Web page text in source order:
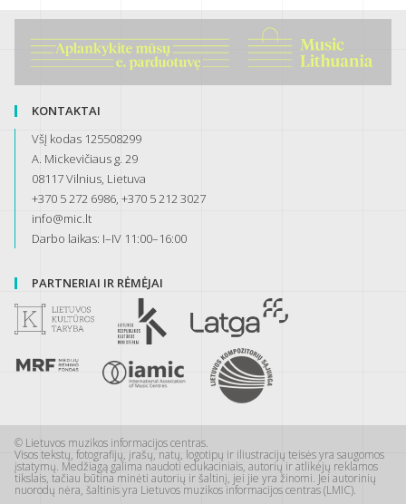
KONTAKTAI
VšĮ kodas 125508299
A. Mickevičiaus g. 29
08117 Vilnius, Lietuva
+370 5 272 6986, +370 5 212 3027
info@mic.lt
Darbo laikas: I–IV 11:00–16:00
PARTNERIAI IR RĖMĖJAI
© Lietuvos muzikos informacijos centras.
Visos tekstų, fotografijų, įrašų, natų, logotipų ir iliustracijų teisės yra saugomos
įstatymų. Medžiagą galima naudoti edukaciniais, autorių ir atlikėjų reklamos
tikslais, tačiau būtina minėti autorių ir šaltinį, jei jie yra žinomi. Jei autorinių
nuorodų nėra, šaltinis yra Lietuvos muzikos informacijos centras (LMIC).